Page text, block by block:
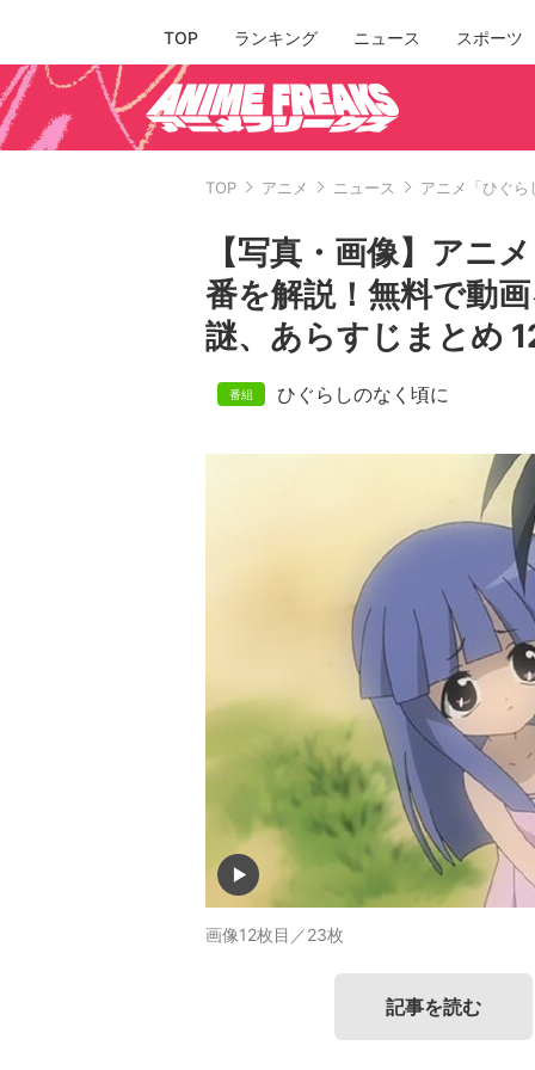
TOP ランキング ニュース スポーツ
TOP アニメ ニュース アニメ「ひぐ
【写真・画像】アニ
番を解説！無料で動
謎、あらすじまとめ
ひぐらしのなく頃に
画像12枚目／23枚
記事を読む